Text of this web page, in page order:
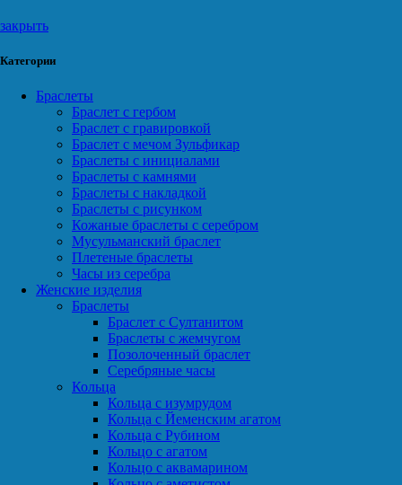
закрыть
Категории
Браслеты
Браслет с гербом
Браслет с гравировкой
Браслет с мечом Зульфикар
Браслеты с инициалами
Браслеты с камнями
Браслеты с накладкой
Браслеты с рисунком
Кожаные браслеты с серебром
Мусульманский браслет
Плетеные браслеты
Часы из серебра
Женские изделия
Браслеты
Браслет с Султанитом
Браслеты с жемчугом
Позолоченный браслет
Серебряные часы
Кольца
Кольца с изумрудом
Кольца с Йеменским агатом
Кольца с Рубином
Кольцо с агатом
Кольцо с аквамарином